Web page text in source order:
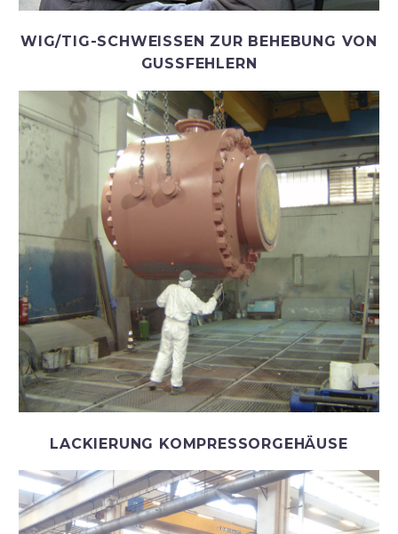
WIG/TIG-SCHWEISSEN ZUR BEHEBUNG VON
GUSSFEHLERN
LACKIERUNG KOMPRESSORGEHÄUSE